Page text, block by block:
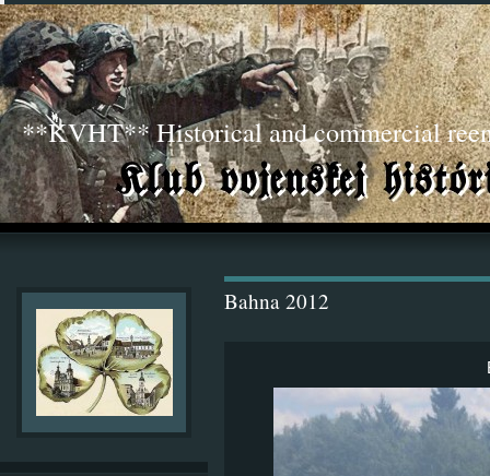
**KVHT** Historical and commercial
Bahna 2012